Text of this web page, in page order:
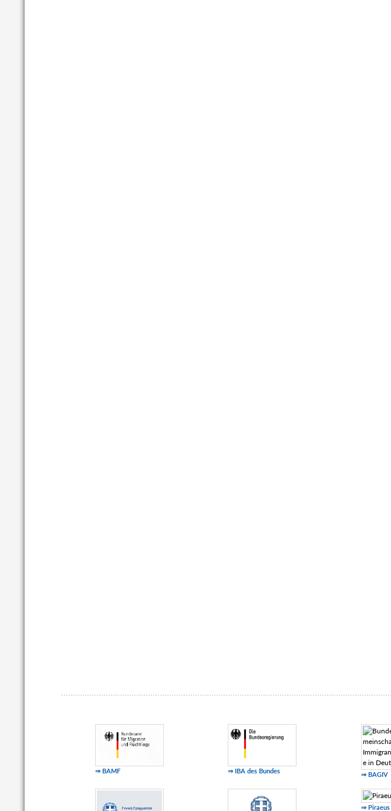
⇒ BAMF ⇒ IBA des Bundes
⇒ BAGIV
⇒ Piraeus